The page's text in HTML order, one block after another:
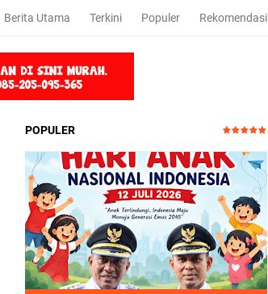
Berita Utama Terkini Populer Rekomendasi
POPULER